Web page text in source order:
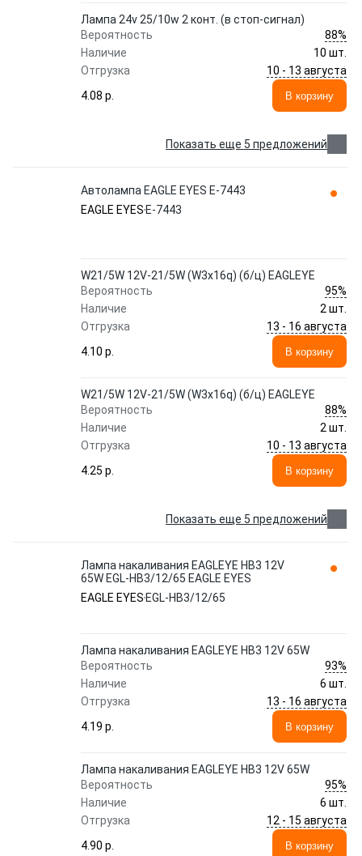
Лампа 24v 25/10w 2 конт. (в стоп-сигнал)
Вероятность
88%
Наличие
10 шт.
Отгрузка
10 - 13 августа
4.08 p.
В корзину
Показать еще 5 предложений
Автолампа EAGLE EYES E-7443
EAGLE EYES E-7443
W21/5W 12V-21/5W (W3x16q) (б/ц) EAGLEYE
Вероятность
95%
Наличие
2 шт.
Отгрузка
13 - 16 августа
4.10 p.
В корзину
W21/5W 12V-21/5W (W3x16q) (б/ц) EAGLEYE
Вероятность
88%
Наличие
2 шт.
Отгрузка
10 - 13 августа
4.25 p.
В корзину
Показать еще 5 предложений
Лампа накаливания EAGLEYE HB3 12V
65W EGL-HB3/12/65 EAGLE EYES
EAGLE EYES EGL-HB3/12/65
Лампа накаливания EAGLEYE HB3 12V 65W
Вероятность
93%
Наличие
6 шт.
Отгрузка
13 - 16 августа
4.19 p.
В корзину
Лампа накаливания EAGLEYE HB3 12V 65W
Вероятность
95%
Наличие
6 шт.
Отгрузка
12 - 15 августа
4.90 p.
В корзину